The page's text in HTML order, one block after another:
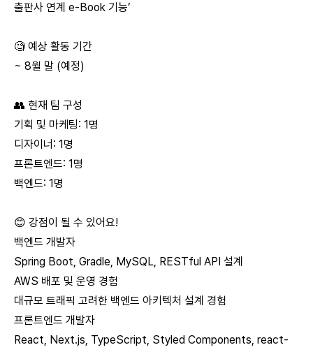
출판사 연계 e-Book 기능’
🧐 예상 활동 기간
~ 8월 말 (예정)
👥 현재 팀 구성
기획 및 마케팅: 1명
디자이너: 1명
프론트엔드: 1명
백엔드: 1명
😊 강점이 될 수 있어요!
백엔드 개발자
Spring Boot, Gradle, MySQL, RESTful API 설계
AWS 배포 및 운영 경험
대규모 트래픽 고려한 백엔드 아키텍처 설계 경험
프론트엔드 개발자
React, Next.js, TypeScript, Styled Components, react-